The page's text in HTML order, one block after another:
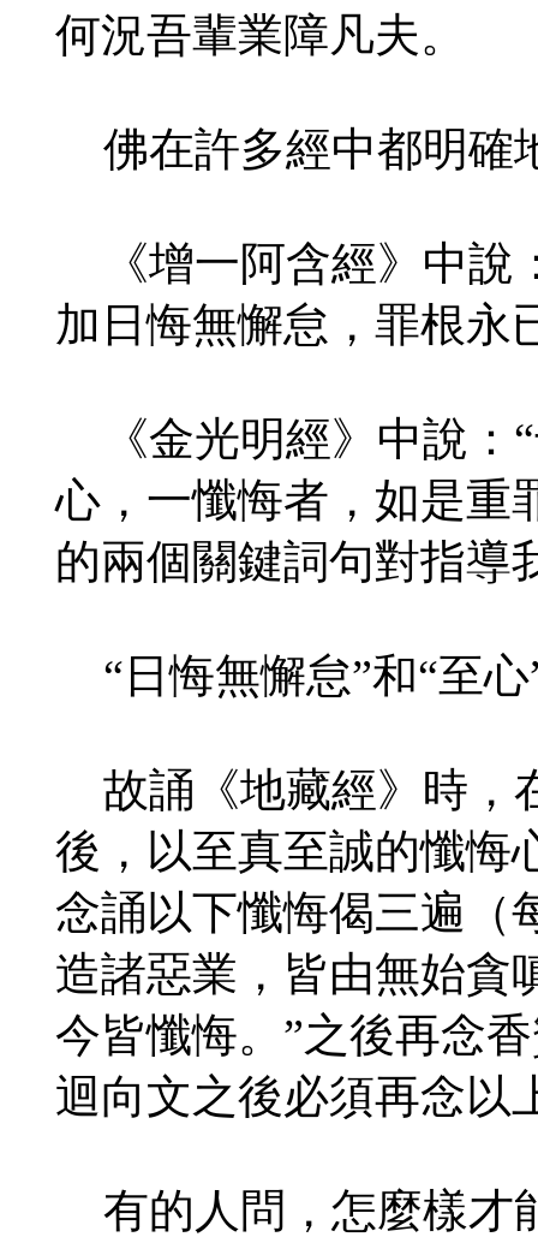
何況吾輩業障凡夫。
佛在許多經中都明確
《增一阿含經》中說
加日悔無懈怠，罪根永
《金光明經》中說：
心，一懺悔者，如是重
的兩個關鍵詞句對指導
“日悔無懈怠”和“至
故誦《地藏經》時，
後，以至真至誠的懺悔
念誦以下懺悔偈三遍（
造諸惡業，皆由無始貪
今皆懺悔。”之後再念
迴向文之後必須再念以
有的人問，怎麼樣才